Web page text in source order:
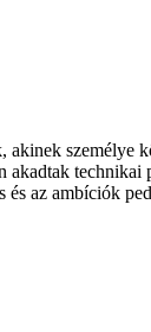
személye
és az ambíciók